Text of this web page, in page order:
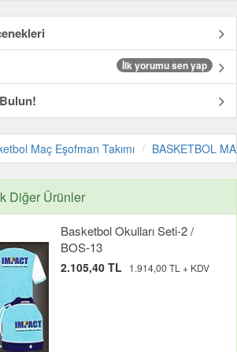
İlk yorumu sen yap
Maç Eşofman Takımı BASKETBOL
Diğer Ürünler
Basketbol Okulları Seti-2 /
BOS-13
2.105,40 TL 1.914,00 TL + KDV